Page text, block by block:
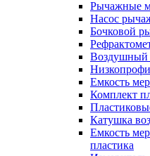
Рычажные
Насос
Бочковой
Воздушный
Емкость
Комплект
Катушка
Емкость
пластика